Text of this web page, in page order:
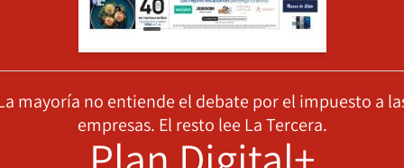
mayoría no entiende el debate por el impuesto a
empresas. El resto lee La Tercera.